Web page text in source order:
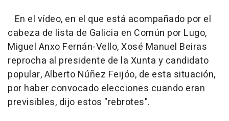
En el vídeo, en el que está acompañado por el
cabeza de lista de Galicia en Común por Lugo,
Miguel Anxo Fernán-Vello, Xosé Manuel Beiras
reprocha al presidente de la Xunta y candidato
popular, Alberto Núñez Feijóo, de esta situación,
por haber convocado elecciones cuando eran
previsibles, dijo estos "rebrotes".